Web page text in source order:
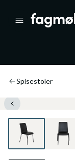
Spisestoler